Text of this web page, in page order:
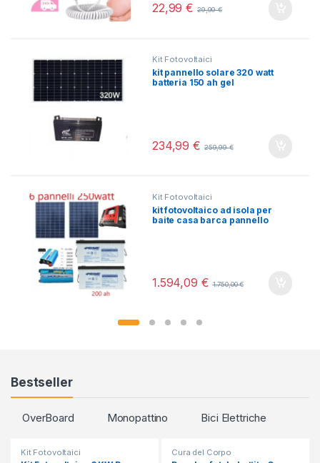
22,99€ 29,99€
Kit Fotovoltaici
kit pannello solare 320 watt
batteria 150 ah gel
234,99€ 259,99€
Kit Fotovoltaici
kit fotovoltaico ad isola per
baite casa barca pannello
1.594,09 € 1.750,00€
Bestseller
OverBoard Monopattino Bici Elettriche
Kit Fotovoltaici Cura del Corpo